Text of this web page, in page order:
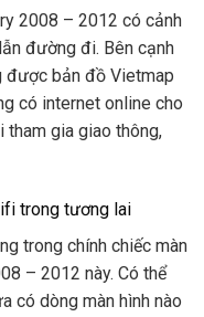
2008 – 2012 có cảnh
đường đi. Bên cạnh
được bản đồ Vietmap
có internet online cho
tham gia giao thông,
trong tương lai
trong chính chiếc màn
– 2012 này. Có thể
có dòng màn hình nào